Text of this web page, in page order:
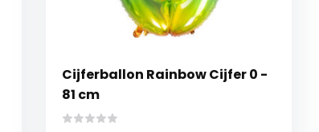
Cijferballon Rainbow Cijfer 0 -
81 cm